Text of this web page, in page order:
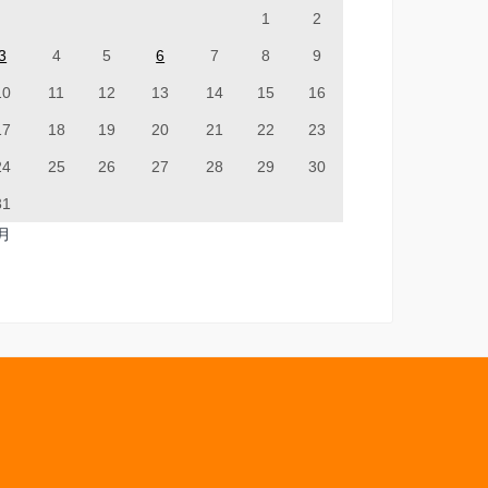
1 2
4 5 6 7 8 9
11 12 13 14 15 16
18 19 20 21 22 23
25 26 27 28 29 30